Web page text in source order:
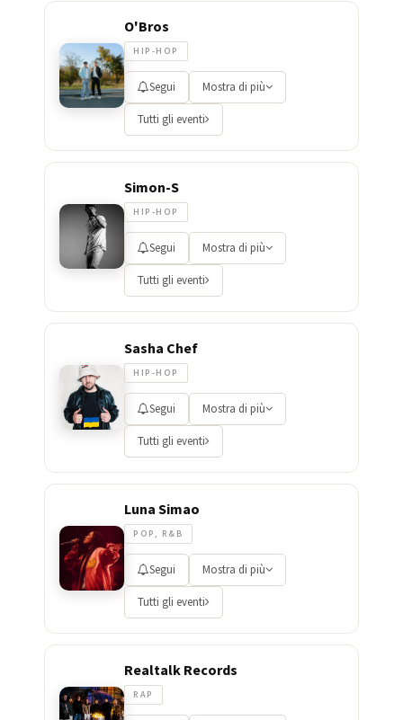
O'Bros
HIP-HOP
Segui Mostra di più
Tutti gli eventi
Simon-S
HIP-HOP
Segui Mostra di più
Tutti gli eventi
Sasha Chef
HIP-HOP
Segui Mostra di più
Tutti gli eventi
Luna Simao
POP, R&B
Segui Mostra di più
Tutti gli eventi
Realtalk Records
RAP